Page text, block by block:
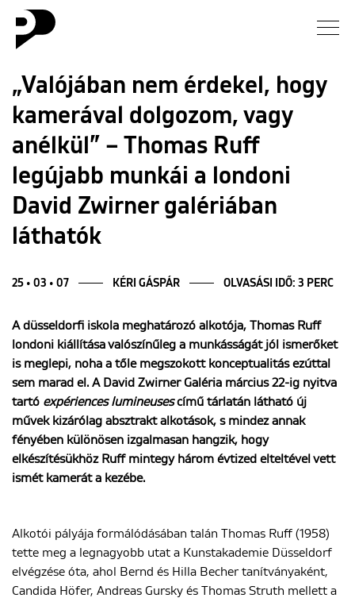
Hírek
Galéria
Esszé
ENGLISH
„Valójában nem érdekel, hogy
kamerával dolgozom, vagy
anélkül” – Thomas Ruff
legújabb munkái a londoni
David Zwirner galériában
láthatók
25 • 03 • 07 KÉRI GÁSPÁR OLVASÁSI IDŐ: 3 PERC
A düsseldorfi iskola meghatározó alkotója, Thomas Ruff
londoni kiállítása valószínűleg a munkásságát jól ismerőket
is meglepi, noha a tőle megszokott konceptualitás ezúttal
sem marad el. A David Zwirner Galéria március 22-ig nyitva
tartó expériences lumineusescímű tárlatán látható új
művek kizárólag absztrakt alkotások, s mindez annak
fényében különösen izgalmasan hangzik, hogy
elkészítésükhöz Ruff mintegy három évtized elteltével vett
ismét kamerát a kezébe.
Alkotói pályája formálódásában talán Thomas Ruff (1958)
tette meg a legnagyobb utat a Kunstakademie Düsseldorf
elvégzése óta, ahol Bernd és Hilla Becher tanítványaként,
Candida Höfer, Andreas Gursky és Thomas Struth mellett a